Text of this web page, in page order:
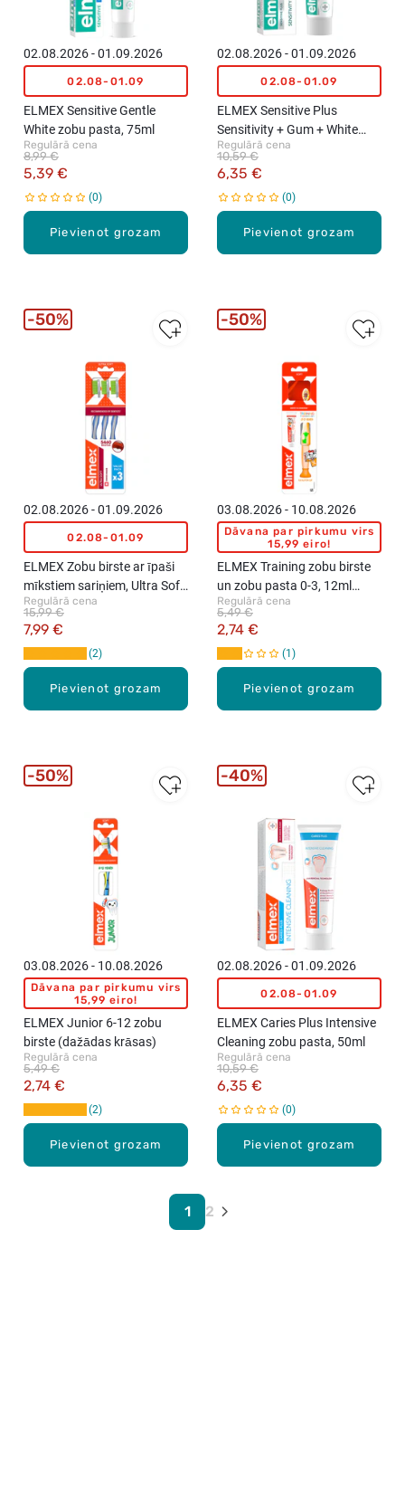
Pievienot grozam
02.08.2026 - 01.09.2026
02.08-01.09
ELMEX Sensitive Gentle
White zobu pasta, 75ml
Regulārā cena
5,39 €
8,99 €
0
Pievienot grozam
02.08.2026 - 01.09.2026
02.08-01.09
ELMEX Sensitive Plus
Sensitivity + Gum + White
zobu pasta, 75ml
Regulārā cena
6,35 €
10,59 €
0
Pievienot grozam
02.08.2026 - 01.09.2026
02.08-01.09
ELMEX Zobu birste ar īpaši
mīkstiem sariņiem, Ultra Soft,
3gab.
Regulārā cena
7,99 €
15,99 €
2
50%
Pievienot grozam
03.08.2026 - 10.08.2026
Dāvana par pirkumu virs
15,99 eiro!
ELMEX Training zobu birste
un zobu pasta 0-3, 12ml
(dažādas krāsas)
Regulārā cena
2,74 €
5,49 €
1
50%
Pievienot grozam
03.08.2026 - 10.08.2026
Dāvana par pirkumu virs
15,99 eiro!
ELMEX Junior 6-12 zobu
birste (dažādas krāsas)
Regulārā cena
2,74 €
5,49 €
2
50%
Pievienot grozam
02.08.2026 - 01.09.2026
02.08-01.09
ELMEX Caries Plus Intensive
Cleaning zobu pasta, 50ml
Regulārā cena
6,35 €
10,59 €
0
40%
1 2